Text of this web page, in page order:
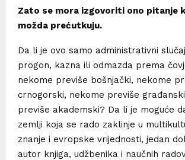
Zato se mora izgovoriti ono pitanje
možda prećutkuju.
Da li je ovo samo administrativni
progon, kazna ili odmazda prema
nekome previše bošnjački, nekome
crnogorski, nekome previše
previše akademski? Da li je moguće
zemlji koja se rado zaklinje u
znanje i evropske vrijednosti, jedan
autor knjiga, udžbenika i naučnih